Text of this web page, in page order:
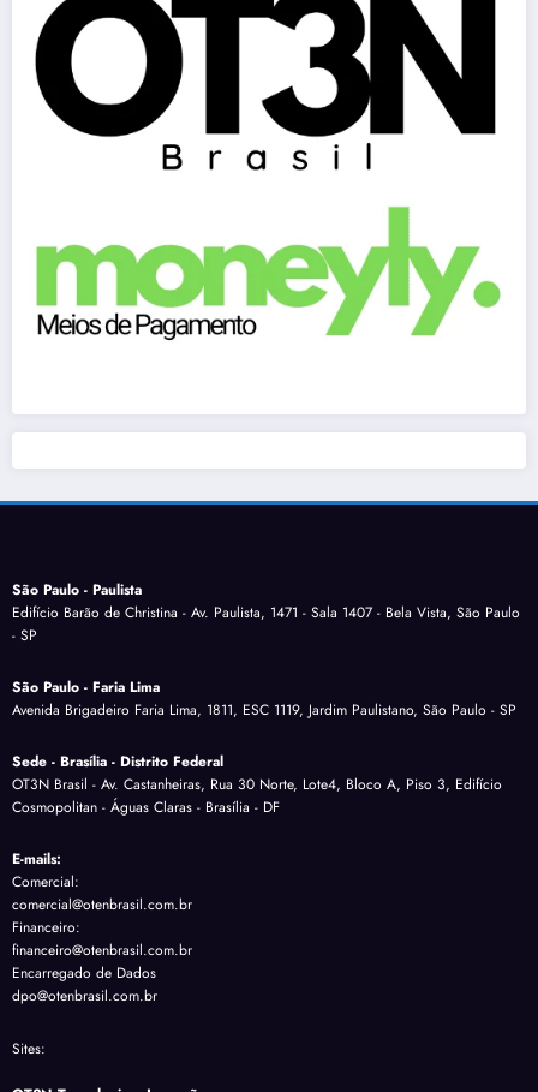
São Paulo - Paulista
Edifício Barão de Christina - Av. Paulista, 1471 - Sala 1407 - Bela Vista, São Paulo
- SP
São Paulo - Faria Lima
Avenida Brigadeiro Faria Lima, 1811, ESC 1119, Jardim Paulistano, São Paulo - SP
Sede - Brasília - Distrito Federal
OT3N Brasil - Av. Castanheiras, Rua 30 Norte, Lote4, Bloco A, Piso 3, Edifício
Cosmopolitan - Águas Claras - Brasília - DF
E-mails:
Comercial:
comercial@otenbrasil.com.br
Financeiro:
financeiro@otenbrasil.com.br
Encarregado de Dados
dpo@otenbrasil.com.br
Sites: